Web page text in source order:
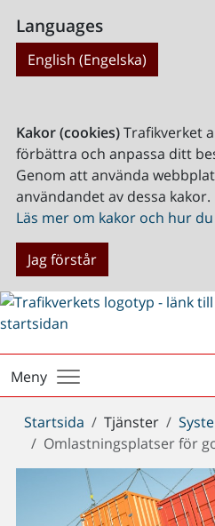
Languages
English (Engelska)
Kakor (cookies)Trafikverket
förbättra och anpassa ditt
Genom att använda
användandet av dessa kakor.
Läs mer om kakor och hur
Jag förstår
Meny
Du
är
här:
Startsida Tjänster
Omlastningsplatser för